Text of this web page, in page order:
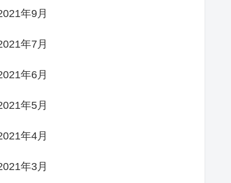
年9月
年7月
年6月
年5月
年4月
年3月